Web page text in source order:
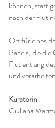
können, statt
nach der Flut
Ort für eines
Panels, die
Flut entlang
und
Kuratorin
Giuliana